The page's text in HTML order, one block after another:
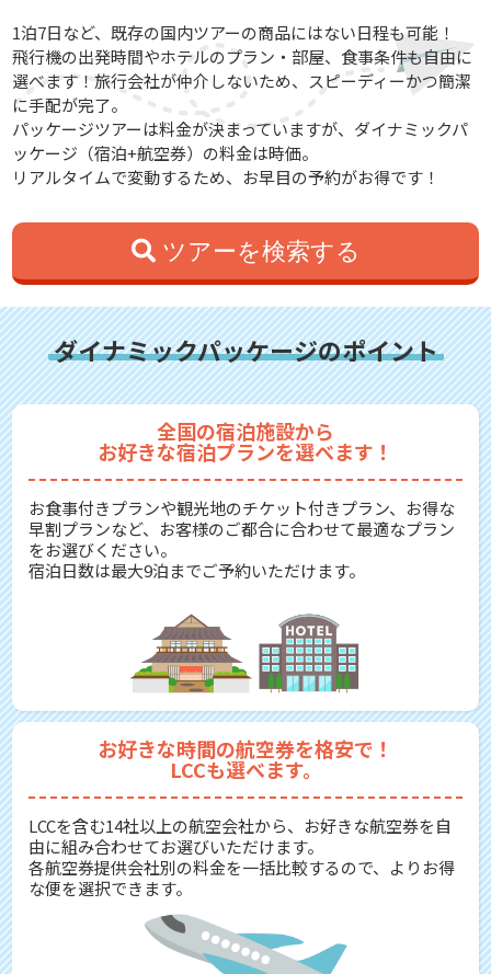
1泊7日など、既存の国内ツアーの商品にはない日程も可能！
飛行機の出発時間やホテルのプラン・部屋、食事条件も自由に
選べます！旅行会社が仲介しないため、スピーディーかつ簡潔
に手配が完了。
パッケージツアーは料金が決まっていますが、ダイナミックパ
ッケージ（宿泊+航空券）の料金は時価。
リアルタイムで変動するため、お早目の予約がお得です！
ツアーを検索する
ダイナミックパッケージのポイント
全国の宿泊施設から
お好きな宿泊プランを選べます！
お食事付きプランや観光地のチケット付きプラン、お得な
早割プランなど、お客様のご都合に合わせて最適なプラン
をお選びください。
宿泊日数は最大9泊までご予約いただけます。
お好きな時間の航空券を格安で！
LCCも選べます。
LCCを含む14社以上の航空会社から、お好きな航空券を自
由に組み合わせてお選びいただけます。
各航空券提供会社別の料金を一括比較するので、よりお得
な便を選択できます。